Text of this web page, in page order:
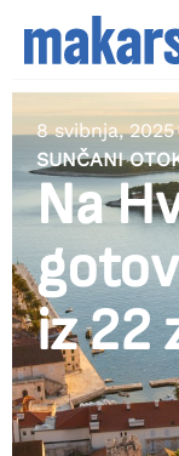
8 svibnja, 2025
SUNČANI
Na
iz 22